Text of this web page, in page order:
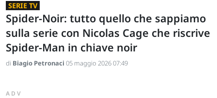
SERIE TV
Spider-Noir: tutto quello che sappiamo
sulla serie con Nicolas Cage che riscrive
Spider-Man in chiave noir
di Biagio Petronaci 05 maggio 2026 07:49
ADV